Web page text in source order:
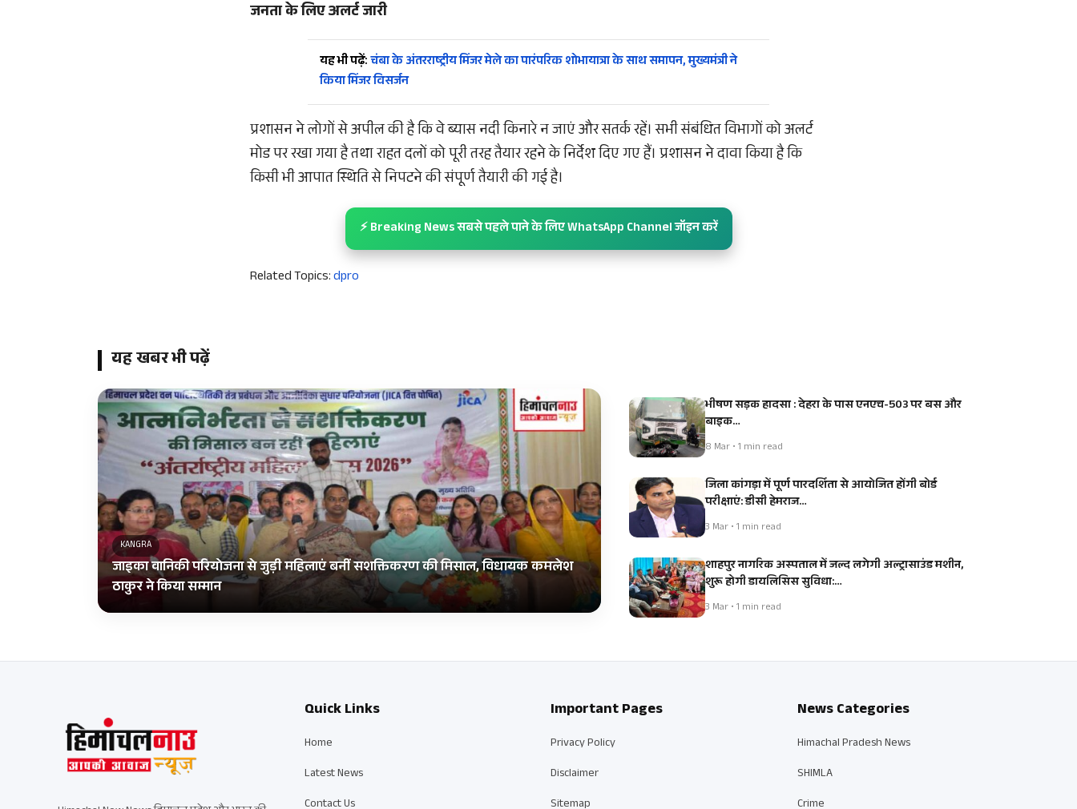
जनता के लिए अलर्ट जारी
यह भी पढ़ें:चंबा के अंतरराष्ट्रीय मिंजर मेले का पारंपरिक शोभायात्रा के साथ समापन, मुख्यमंत्री ने
किया मिंजर विसर्जन
प्रशासन ने लोगों से अपील की है कि वे ब्यास नदी किनारे न जाएं और सतर्क रहें। सभी संबंधित विभागों को अलर्ट
मोड पर रखा गया है तथा राहत दलों को पूरी तरह तैयार रहने के निर्देश दिए गए हैं। प्रशासन ने दावा किया है कि
किसी भी आपात स्थिति से निपटने की संपूर्ण तैयारी की गई है।
⚡ Breaking News सबसे पहले पाने के लिए WhatsApp Channel जॉइन करें
Related Topics:dpro
यह खबर भी पढ़ें
KANGRA
जाइका वानिकी परियोजना से जुड़ी महिलाएं बनीं सशक्तिकरण की मिसाल, विधायक कमलेश
ठाकुर ने किया सम्मान
भीषण सड़क हादसा : देहरा के पास एनएच-503 पर बस और
बाइक…
8 Mar • 1 min read
जिला कांगड़ा में पूर्ण पारदर्शिता से आयोजित होंगी बोर्ड
परीक्षाएं: डीसी हेमराज…
3 Mar • 1 min read
शाहपुर नागरिक अस्पताल में जल्द लगेगी अल्ट्रासाउंड मशीन,
शुरू होगी डायलिसिस सुविधा:…
3 Mar • 1 min read
Quick Links
Home
Latest News
Contact Us
Important Pages
Privacy Policy
Disclaimer
Sitemap
News Categories
Himachal Pradesh News
SHIMLA
Crime